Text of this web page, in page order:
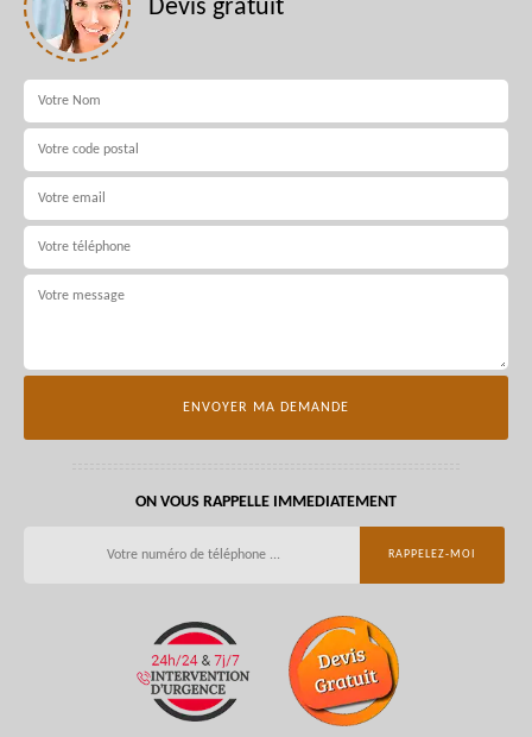
Devis gratuit
ON VOUS RAPPELLE IMMEDIATEMENT